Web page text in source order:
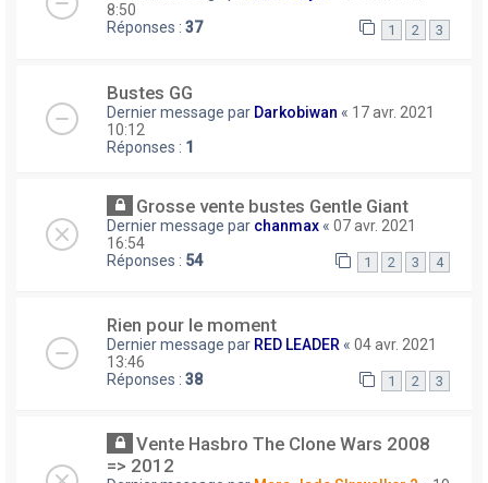
8:50
Réponses : 37 1 2 3
Bustes GG
Dernier message par Darkobiwan « 17 avr. 2021
10:12
Réponses : 1
Grosse vente bustes Gentle Giant
Dernier message par chanmax « 07 avr. 2021
16:54
Réponses : 54 1 2 3 4
Rien pour le moment
Dernier message par RED LEADER « 04 avr. 2021
13:46
Réponses : 38 1 2 3
Vente Hasbro The Clone Wars 2008
=> 2012